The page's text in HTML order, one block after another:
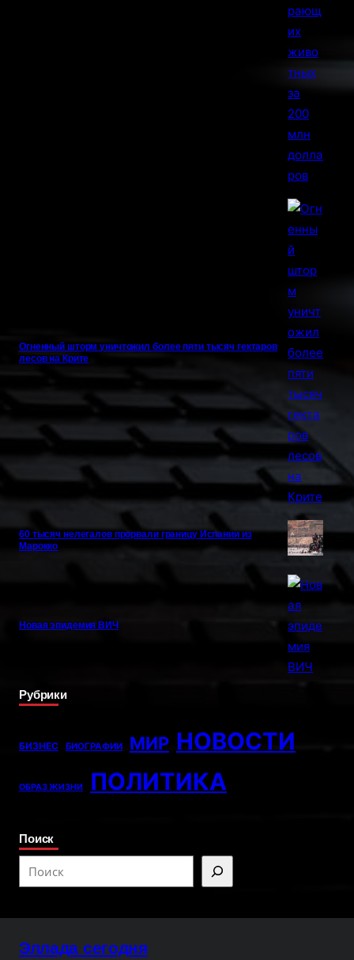
Огненный шторм уничтожил более пяти тысяч гектаров
лесов на Крите
60 тысяч нелегалов прорвали границу Испании из
Марокко
Новая эпидемия ВИЧ
Рубрики
БИЗНЕС БИОГРАФИИ МИР НОВОСТИ
ОБРАЗ ЖИЗНИ ПОЛИТИКА
Поиск
e
c
Эллада сегодня